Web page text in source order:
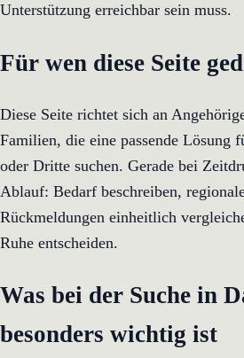
Unterstützung erreichbar sein muss.
Für wen diese Seite
Diese Seite richtet sich an
Familien, die eine passende Lösung
oder Dritte suchen. Gerade bei
Ablauf: Bedarf beschreiben,
Rückmeldungen einheitlich
Ruhe entscheiden.
Was bei der Suche in
besonders wichtig ist